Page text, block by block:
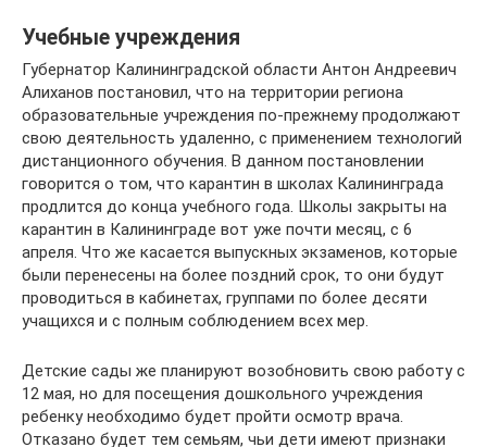
Учебные учреждения
Губернатор Калининградской области Антон Андреевич
Алиханов постановил, что на территории региона
образовательные учреждения по-прежнему продолжают
свою деятельность удаленно, с применением технологий
дистанционного обучения. В данном постановлении
говорится о том, что карантин в школах Калининграда
продлится до конца учебного года. Школы закрыты на
карантин в Калининграде вот уже почти месяц, с 6
апреля. Что же касается выпускных экзаменов, которые
были перенесены на более поздний срок, то они будут
проводиться в кабинетах, группами по более десяти
учащихся и с полным соблюдением всех мер.
Детские сады же планируют возобновить свою работу с
12 мая, но для посещения дошкольного учреждения
ребенку необходимо будет пройти осмотр врача.
Отказано будет тем семьям, чьи дети имеют признаки